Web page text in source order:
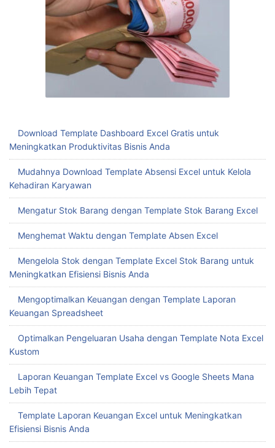
Download Template Dashboard Excel Gratis untuk
Meningkatkan Produktivitas Bisnis Anda
Mudahnya Download Template Absensi Excel untuk Kelola
Kehadiran Karyawan
Mengatur Stok Barang dengan Template Stok Barang Excel
Menghemat Waktu dengan Template Absen Excel
Mengelola Stok dengan Template Excel Stok Barang untuk
Meningkatkan Efisiensi Bisnis Anda
Mengoptimalkan Keuangan dengan Template Laporan
Keuangan Spreadsheet
Optimalkan Pengeluaran Usaha dengan Template Nota Excel
Kustom
Laporan Keuangan Template Excel vs Google Sheets Mana
Lebih Tepat
Template Laporan Keuangan Excel untuk Meningkatkan
Efisiensi Bisnis Anda